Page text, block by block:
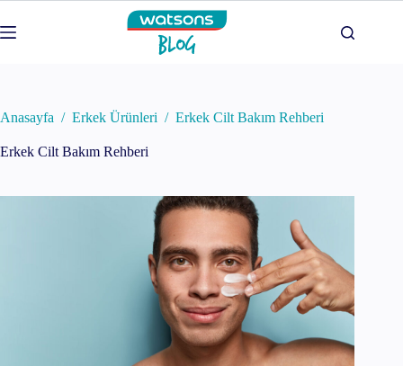
to
content
Anasayfa / Erkek Ürünleri / Erkek Cilt Bakım Rehberi
Erkek Cilt Bakım Rehberi